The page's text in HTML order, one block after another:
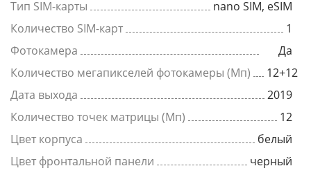
Тип SIM-карты
nano SIM, eSIM
Количество SIM-карт
1
Фотокамера
Да
Количество мегапикселей фотокамеры (Мп)
12+12
Дата выхода
2019
Количество точек матрицы (Мп)
12
Цвет корпуса
белый
Цвет фронтальной панели
черный